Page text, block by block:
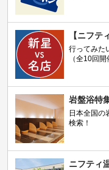
【ニフテ
行ってみた
（全10回
岩盤浴特
日本全国の
検索！
ニフティ